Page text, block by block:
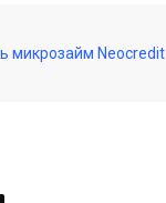
микрозайм Neocredit